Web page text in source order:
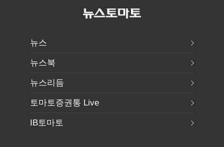
뉴스
뉴스북
뉴스리듬
토마토증권통 Live
IB토마토